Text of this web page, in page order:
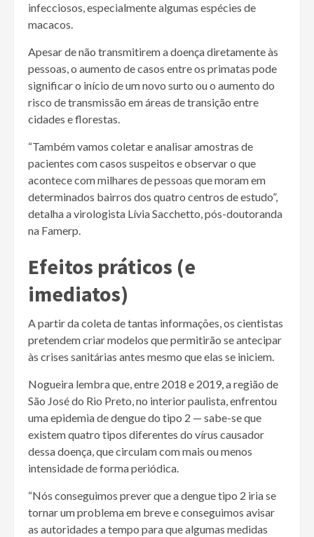
infecciosos, especialmente algumas espécies de
macacos.
Apesar de não transmitirem a doença diretamente às
pessoas, o aumento de casos entre os primatas pode
significar o início de um novo surto ou o aumento do
risco de transmissão em áreas de transição entre
cidades e florestas.
“Também vamos coletar e analisar amostras de
pacientes com casos suspeitos e observar o que
acontece com milhares de pessoas que moram em
determinados bairros dos quatro centros de estudo”,
detalha a virologista Lívia Sacchetto, pós-doutoranda
na Famerp.
Efeitos práticos (e
imediatos)
A partir da coleta de tantas informações, os cientistas
pretendem criar modelos que permitirão se antecipar
às crises sanitárias antes mesmo que elas se iniciem.
Nogueira lembra que, entre 2018 e 2019, a região de
São José do Rio Preto, no interior paulista, enfrentou
uma epidemia de dengue do tipo 2 — sabe-se que
existem quatro tipos diferentes do vírus causador
dessa doença, que circulam com mais ou menos
intensidade de forma periódica.
“Nós conseguimos prever que a dengue tipo 2 iria se
tornar um problema em breve e conseguimos avisar
as autoridades a tempo para que algumas medidas